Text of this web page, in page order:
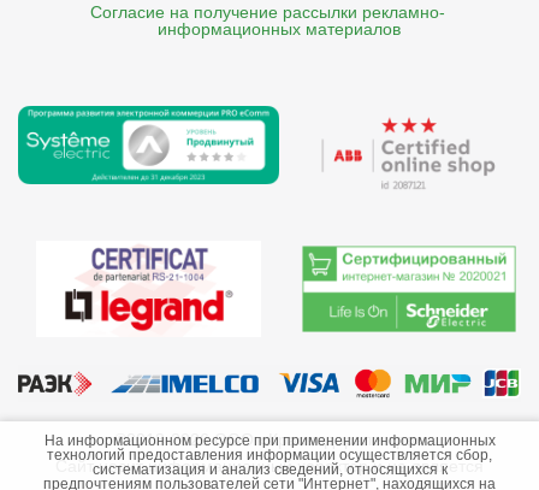
Согласие на получение рассылки рекламно-
    информационных материалов
©2013-2026 ООО «Краснодарэлектро»
Сайт носит информационный характер и не является
На информационном ресурсе при применении информационных
технологий предоставления информации осуществляется сбор,
систематизация и анализ сведений, относящихся к
предпочтениям пользователей сети "Интернет", находящихся на